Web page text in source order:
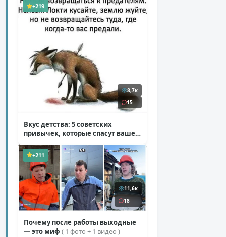
+219
8,7к
15
Вкус детства: 5 советских
привычек, которые спасут ваше
+211
11,6к
18
Почему после работы выходные
— это миф ( 1 фото + 1 видео )